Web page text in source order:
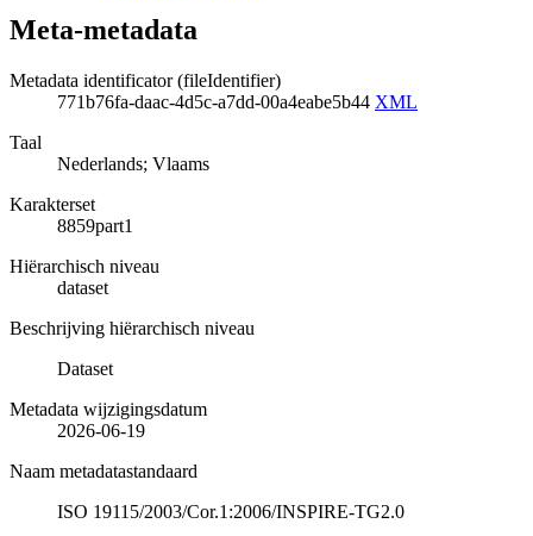
Meta-metadata
Metadata identificator (fileIdentifier)
771b76fa-daac-4d5c-a7dd-00a4eabe5b44 XML
Taal
Nederlands; Vlaams
Karakterset
8859part1
Hiërarchisch niveau
dataset
Beschrijving hiërarchisch niveau
Dataset
Metadata wijzigingsdatum
2026-06-19
Naam metadatastandaard
ISO 19115/2003/Cor.1:2006/INSPIRE-TG2.0